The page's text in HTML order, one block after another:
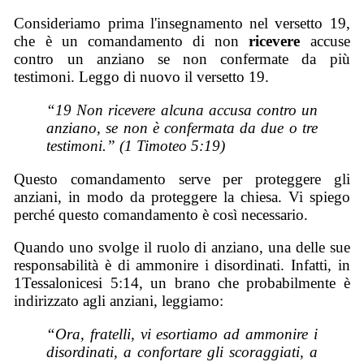
Consideriamo prima l'insegnamento nel versetto 19,
che è un comandamento di nonricevere accuse
contro un anziano se non confermate da più
testimoni. Leggo di nuovo il versetto 19.
“19 Non ricevere alcuna accusa contro un
anziano, se non è confermata da due o tre
testimoni.” (1 Timoteo 5:19)
Questo comandamento serve per proteggere gli
anziani, in modo da proteggere la chiesa. Vi spiego
perché questo comandamento è così necessario.
Quando uno svolge il ruolo di anziano, una delle sue
responsabilità è di ammonire i disordinati. Infatti, in
1Tessalonicesi 5:14, un brano che probabilmente è
indirizzato agli anziani, leggiamo:
“Ora, fratelli, vi esortiamo ad ammonire i
disordinati, a confortare gli scoraggiati, a